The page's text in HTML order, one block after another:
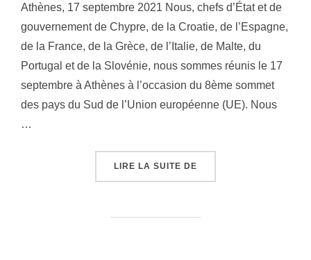
Athènes, 17 septembre 2021 Nous, chefs d’État et de
gouvernement de Chypre, de la Croatie, de l’Espagne,
de la France, de la Grèce, de l’Italie, de Malte, du
Portugal et de la Slovénie, nous sommes réunis le 17
septembre à Athènes à l’occasion du 8ème sommet
des pays du Sud de l’Union européenne (UE). Nous
…
LIRE LA SUITE DE